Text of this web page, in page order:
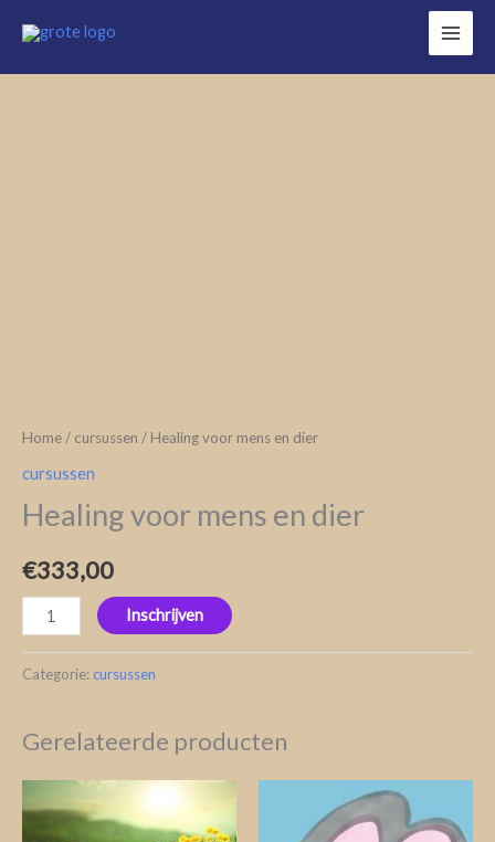
naar
de
Home/ cursussen / Healing voor mens en dier
cursussen
Healing voor mens en dier
€333,00
Inschrijven
Categorie: cursussen
Gerelateerde producten